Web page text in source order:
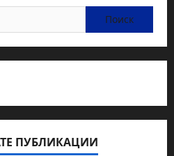
ПУБЛИКАЦИИ